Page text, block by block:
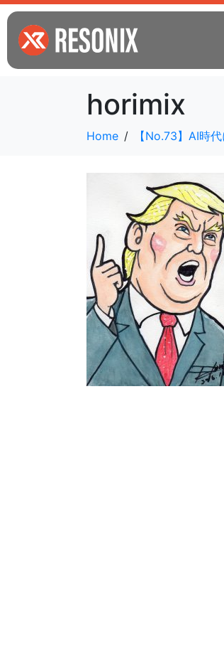
horimix
Home 【No.73】AI時